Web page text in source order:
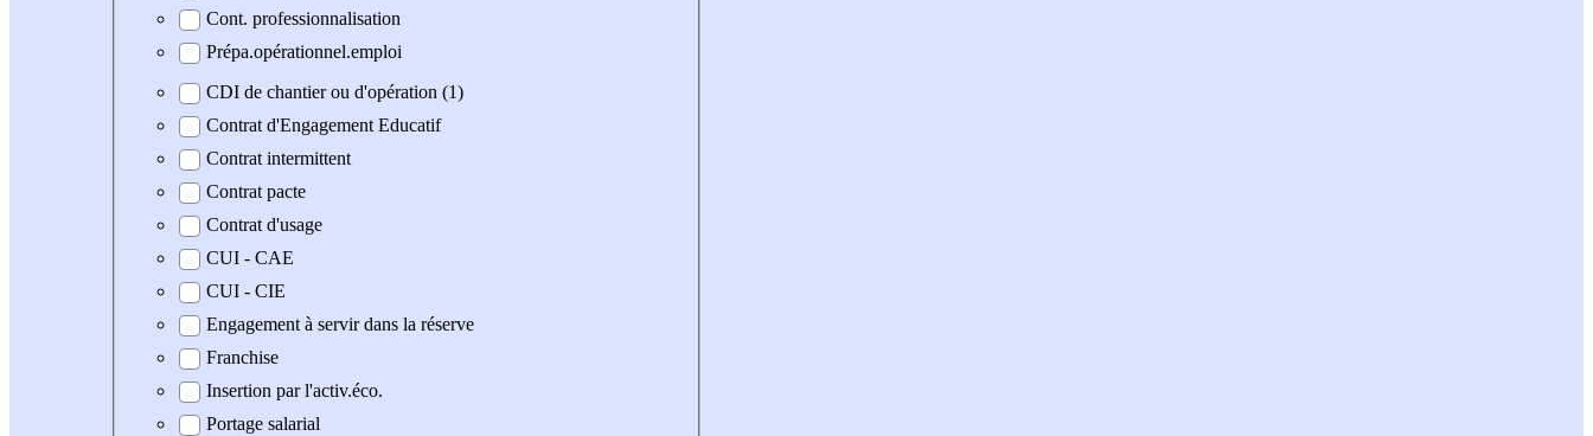
Cont. professionnalisation
Prépa.opérationnel.emploi
CDI de chantier ou d'opération (1)
Contrat d'Engagement Educatif
Contrat intermittent
Contrat pacte
Contrat d'usage
CUI - CAE
CUI - CIE
Engagement à servir dans la réserve
Franchise
Insertion par l'activ.éco.
Portage salarial